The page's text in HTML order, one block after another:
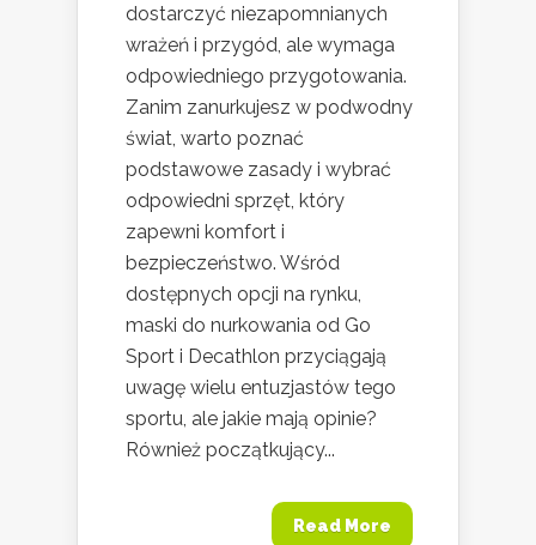
dostarczyć niezapomnianych
wrażeń i przygód, ale wymaga
odpowiedniego przygotowania.
Zanim zanurkujesz w podwodny
świat, warto poznać
podstawowe zasady i wybrać
odpowiedni sprzęt, który
zapewni komfort i
bezpieczeństwo. Wśród
dostępnych opcji na rynku,
maski do nurkowania od Go
Sport i Decathlon przyciągają
uwagę wielu entuzjastów tego
sportu, ale jakie mają opinie?
Również początkujący...
Read More